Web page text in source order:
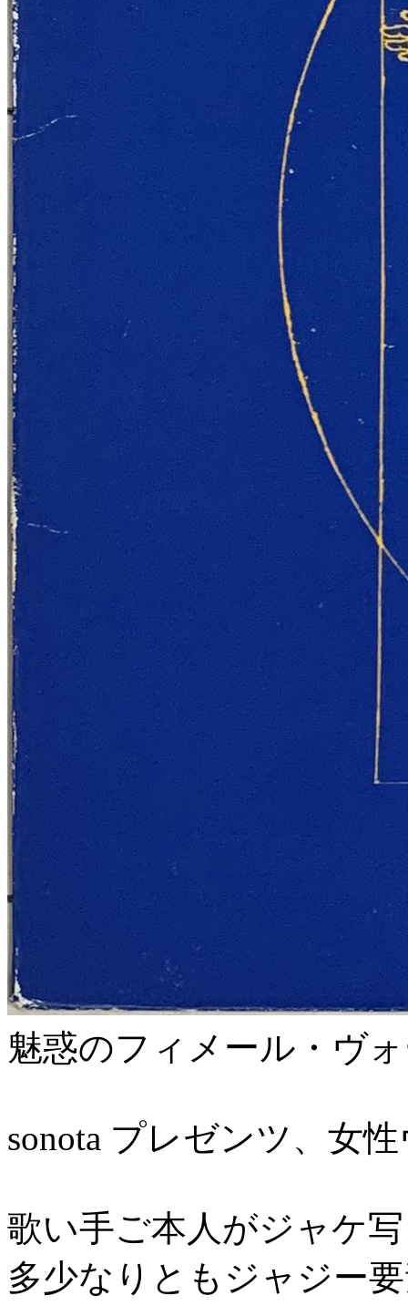
魅惑のフィメール・ヴ
sonota プレゼンツ、女
歌い手ご本人がジャケ
多少なりともジャジー